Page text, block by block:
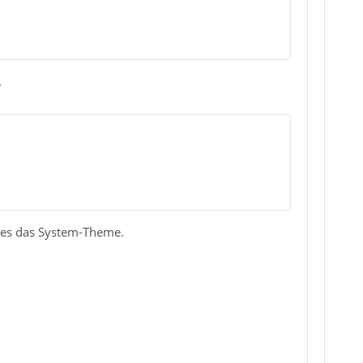
das System-Theme.